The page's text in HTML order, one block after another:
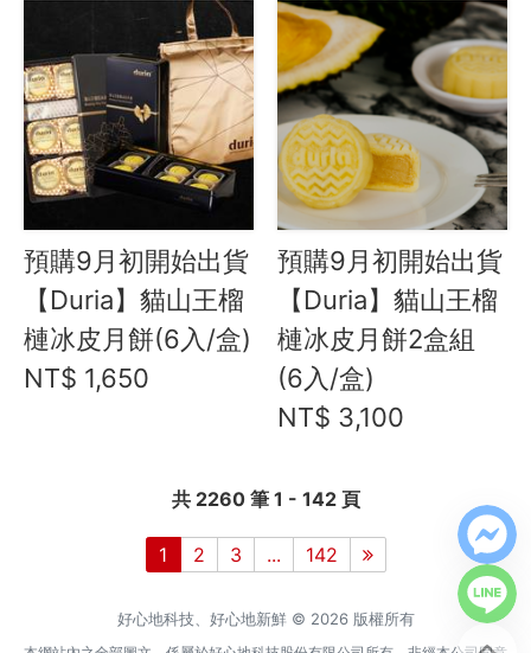
預購9月初開始出貨
【Duria】貓山王榴
槤冰皮月餅(6入/盒)
NT$ 1,650
預購9月初開始出貨
【Duria】貓山王榴
槤冰皮月餅2盒組
(6入/盒)
NT$ 3,100
共 2260 筆 1 - 142 頁
1 2 3 ... 142
好心地科技、好心地新鮮 © 2026 版權所有